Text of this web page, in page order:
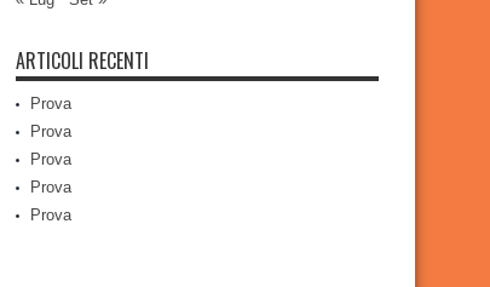
ARTICOLI RECENTI
Prova
Prova
Prova
Prova
Prova